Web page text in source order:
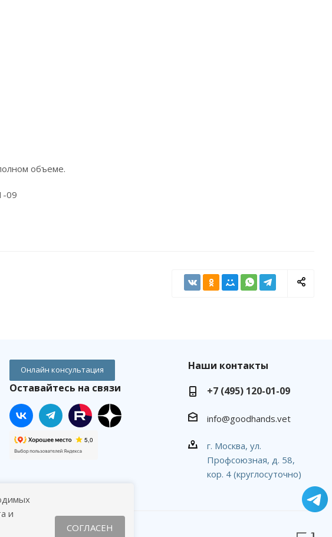
объеме.
09
Онлайн консультация
Оставайтесь на связи
Наши контакты
+7 (495) 120-01-09
info@goodhands.vet
г. Москва, ул.
Профсоюзная, д. 58,
кор. 4 (круглосуточно)
и
СОГЛАСЕН